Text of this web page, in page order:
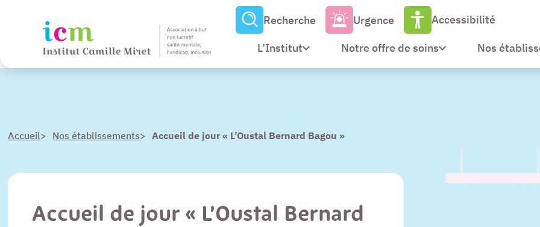
Paramètres
d’accessibilité
Contenu
Pied de page
L’Institut Notre offre de soins Nos
Recherche Urgence Accessibilité
Accueil> Nos établissements> Accueil de jour « L’Oustal Bernard Bagou »
Accueil de jour « L’Oustal Bernard